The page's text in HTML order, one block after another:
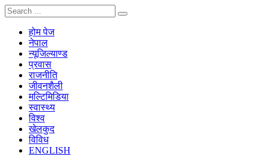
होम पेज
नेपाल
न्यूजिल्याण्ड
प्रवास
राजनीति
जीवनशैली
मल्टिमिडिया
स्वास्थ्य
विश्व
खेलकुद
विविध
ENGLISH